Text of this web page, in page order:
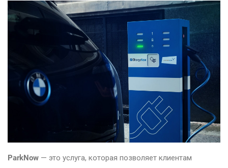
ParkNow — это услуга, которая позволяет клиентам